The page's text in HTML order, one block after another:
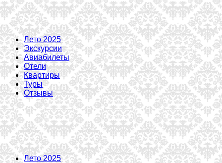
Лето 2025
Экскурсии
Авиабилеты
Отели
Квартиры
Туры
Отзывы
Лето 2025